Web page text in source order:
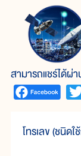
สามารถแชร์ได้ผ่
โทรเลข (ชนิด